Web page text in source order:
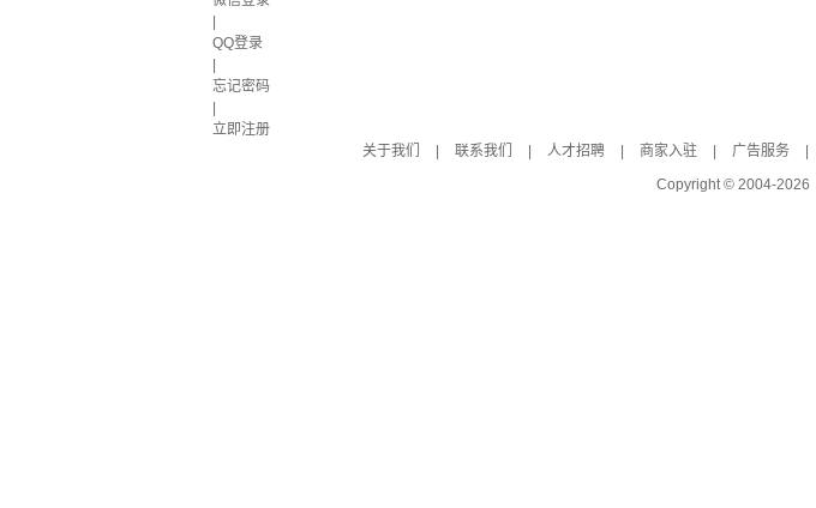
QQ登录
忘记密码
立即注册
关于我们
联系我们 人才招聘 商家入驻 广告服务
Copyright © 2004-2026